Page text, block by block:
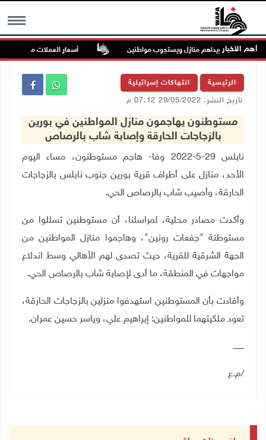
MENU أهم الاخبار
في نابلس ويداهم منازل ويستجوب مواطنين أسعار العملات مقابل الشيقل
الرئيسية انتهاكات إسرائيلية
تاريخ النشر: 29/05/2022 07:12 م
مستوطنون يهاجمون منازل المواطنين في بورين
بالزجاجات الحارقة وإصابة شاب بالرصاص
نابلس 29-5-2022 وفا- هاجم مستوطنون، مساء اليوم
الأحد، منازل على أطراف قرية بورين جنوب نابلس بالزجاجات
الحارقة، وأصيب شاب بالرصاص الحي.
وأكدت مصادر محلية، لمراسلنا، أن مستوطنين تسللوا من
مستوطنة "جفعات رونين"، وهاجموا منازل المواطنين من
الجهة الشرقية للقرية، حيث تصدى لهم الأهالي وسط اندلاع
مواجهات في المنطقة، ما أدى لإصابة شاب بالرصاص الحي.
وأفادت بأن المستوطنين استهدفوا منزلين بالزجاجات الحارقة،
تعود ملكيتهما للمواطنين: إبراهيم علي، وياسر حسين عمران.
ـــــــــ
/م.ع